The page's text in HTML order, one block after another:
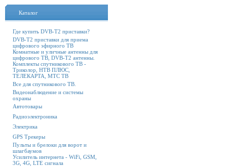
Каталог
Где купить DVB-T2 приставки?
DVB-T2 приставки для приема
цифрового эфирного ТВ
Комнатные и уличные антенны для
цифрового ТВ, DVB-T2 антенны.
Комплекты спутникового ТВ -
Триколор, НТВ ПЛЮС,
ТЕЛЕКАРТА, МТС ТВ
Все для спутникового ТВ.
Видеонаблюдение и системы
охраны
Автотовары
Радиоэлектроника
Электрика
GPS Трекеры
Пульты и брелоки для ворот и
шлагбаумов
Усилитель интернета - WiFi, GSM,
3G, 4G, LTE сигнала